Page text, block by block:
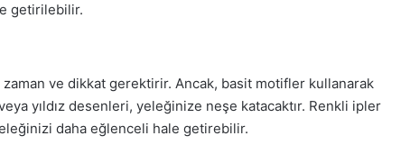
getirilebilir.
ve dikkat gerektirir. Ancak, basit motifler kullanarak
yıldız desenleri, yeleğinize neşe katacaktır. Renkli ipler
daha eğlenceli hale getirebilir.